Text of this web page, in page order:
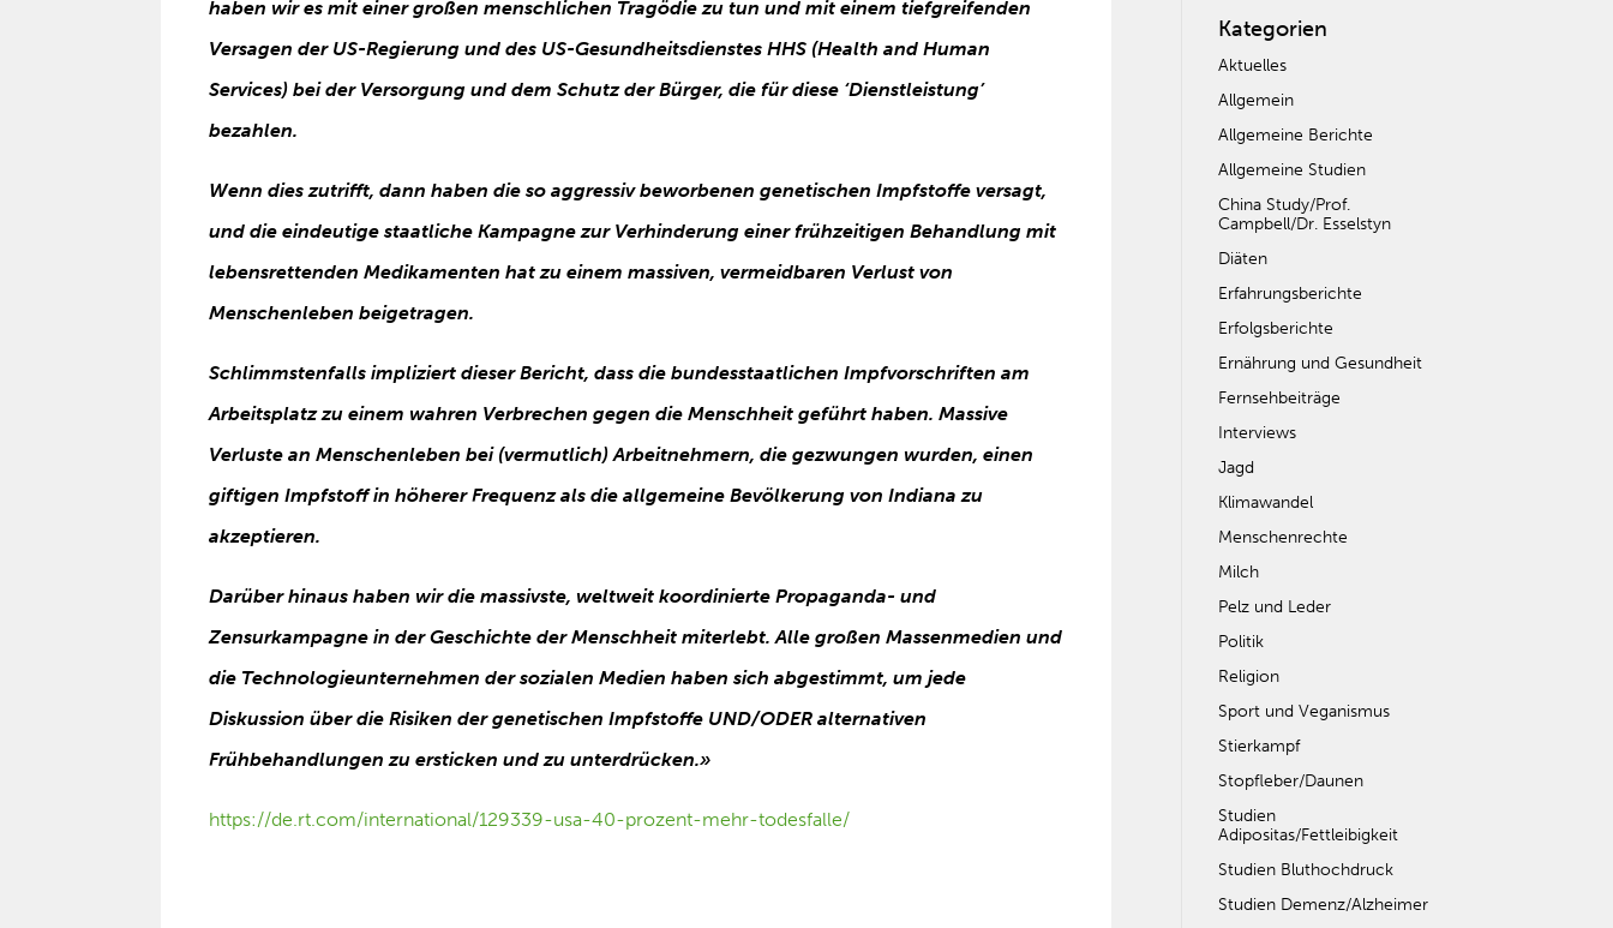
haben wir es mit einer großen menschlichen Tragödie zu tun und mit einem tiefgreifenden
Versagen der US-Regierung und des US-Gesundheitsdienstes HHS (Health and Human
Services) bei der Versorgung und dem Schutz der Bürger, die für diese ‘Dienstleistung’
bezahlen.
Wenn dies zutrifft, dann haben die so aggressiv beworbenen genetischen Impfstoffe versagt,
und die eindeutige staatliche Kampagne zur Verhinderung einer frühzeitigen Behandlung mit
lebensrettenden Medikamenten hat zu einem massiven, vermeidbaren Verlust von
Menschenleben beigetragen.
Schlimmstenfalls impliziert dieser Bericht, dass die bundesstaatlichen Impfvorschriften am
Arbeitsplatz zu einem wahren Verbrechen gegen die Menschheit geführt haben. Massive
Verluste an Menschenleben bei (vermutlich) Arbeitnehmern, die gezwungen wurden, einen
giftigen Impfstoff in höherer Frequenz als die allgemeine Bevölkerung von Indiana zu
akzeptieren.
Darüber hinaus haben wir die massivste, weltweit koordinierte Propaganda- und
Zensurkampagne in der Geschichte der Menschheit miterlebt. Alle großen Massenmedien und
die Technologieunternehmen der sozialen Medien haben sich abgestimmt, um jede
Diskussion über die Risiken der genetischen Impfstoffe UND/ODER alternativen
Frühbehandlungen zu ersticken und zu unterdrücken.»
https://de.rt.com/international/129339-usa-40-prozent-mehr-todesfalle/
Kategorien
Aktuelles
Allgemein
Allgemeine Berichte
Allgemeine Studien
China Study/Prof.
Campbell/Dr. Esselstyn
Diäten
Erfahrungsberichte
Erfolgsberichte
Ernährung und Gesundheit
Fernsehbeiträge
Interviews
Jagd
Klimawandel
Menschenrechte
Milch
Pelz und Leder
Politik
Religion
Sport und Veganismus
Stierkampf
Stopfleber/Daunen
Studien
Adipositas/Fettleibigkeit
Studien Bluthochdruck
Studien Demenz/Alzheimer